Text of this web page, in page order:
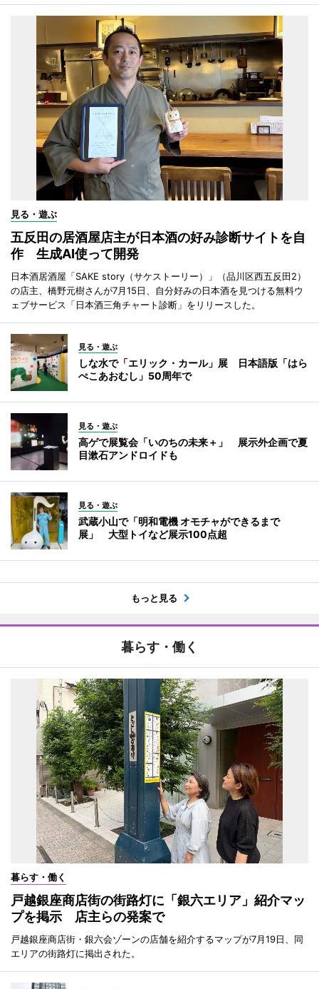
見る・遊ぶ
五反田の居酒屋店主が日本酒の好み診断サイトを自
作 生成AI使って開発
日本酒居酒屋「SAKE story（サケストーリー）」（品川区西五反田2）
の店主、橋野元樹さんが7月15日、自分好みの日本酒を見つける無料ウ
ェブサービス「日本酒三角チャート診断」をリリースした。
見る・遊ぶ
しな水で「エリック・カール」展 日本語版「はら
ぺこあおむし」50周年で
見る・遊ぶ
高ゲで展覧会「いのちの未来＋」 展示外企画で夏
目漱石アンドロイドも
見る・遊ぶ
武蔵小山で「明和電機 オモチャができるまで
展」 大型トイなど展示100点超
もっと見る
暮らす・働く
暮らす・働く
戸越銀座商店街の街路灯に「銀六エリア」紹介マッ
プを掲示 店主らの発案で
戸越銀座商店街・銀六会ゾーンの店舗を紹介するマップが7月19日、同
エリアの街路灯に掲出された。